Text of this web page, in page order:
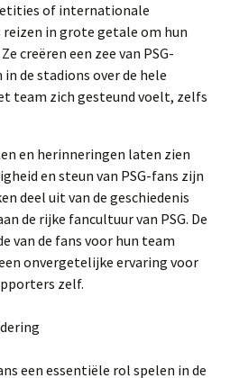
of internationale
in grote getale om hun
creëren een zee van PSG-
de stadions over de hele
team zich gesteund voelt, zelfs
en herinneringen laten zien
en steun van PSG-fans zijn
deel uit van de geschiedenis
de rijke fancultuur van PSG. De
van de fans voor hun team
onvergetelijke ervaring voor
zelf.
een essentiële rol spelen in de